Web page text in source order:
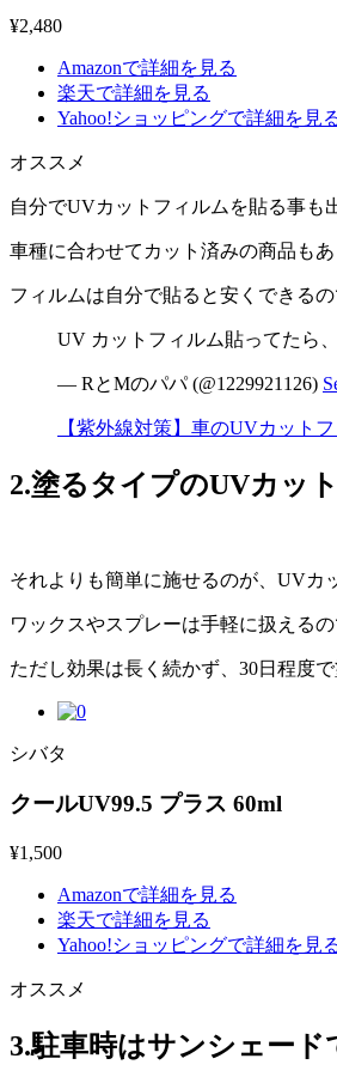
¥2,480
Amazonで詳細を見る
楽天で詳細を見る
Yahoo!ショッピングで詳細を見
オススメ
自分でUVカットフィルムを貼る事も
車種に合わせてカット済みの商品もあ
フィルムは自分で貼ると安くできる
UV カットフィルム貼ってたら
— RとMのパパ (@1229921126)
【紫外線対策】車のUVカット
2.塗るタイプのUVカッ
それよりも簡単に施せるのが、UVカ
ワックスやスプレーは手軽に扱えるの
ただし効果は長く続かず、30日程度
シバタ
クールUV99.5 プラス 60ml
¥1,500
Amazonで詳細を見る
楽天で詳細を見る
Yahoo!ショッピングで詳細を見
オススメ
3.駐車時はサンシェード